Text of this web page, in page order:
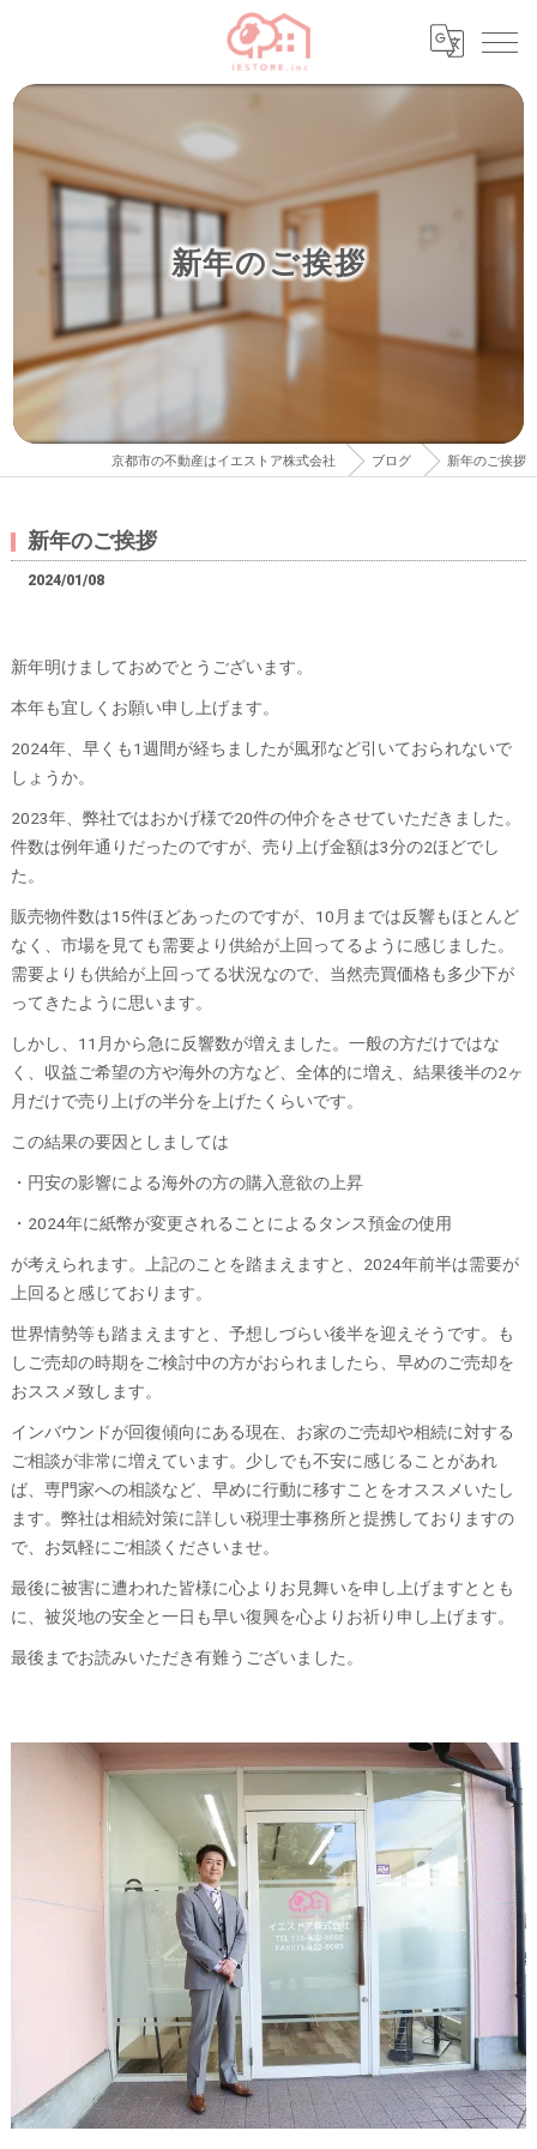
新年のご挨拶
京都市の不動産はイエストア株式会社 ブログ 新年のご挨拶
新年のご挨拶
2024/01/08
新年明けましておめでとうございます。
本年も宜しくお願い申し上げます。
2024年、早くも1週間が経ちましたが風邪など引いておられないで
しょうか。
2023年、弊社ではおかげ様で20件の仲介をさせていただきました。
件数は例年通りだったのですが、売り上げ金額は3分の2ほどでし
た。
販売物件数は15件ほどあったのですが、10月までは反響もほとんど
なく、市場を見ても需要より供給が上回ってるように感じました。
需要よりも供給が上回ってる状況なので、当然売買価格も多少下が
ってきたように思います。
しかし、11月から急に反響数が増えました。一般の方だけではな
く、収益ご希望の方や海外の方など、全体的に増え、結果後半の2ヶ
月だけで売り上げの半分を上げたくらいです。
この結果の要因としましては
・円安の影響による海外の方の購入意欲の上昇
・2024年に紙幣が変更されることによるタンス預金の使用
が考えられます。上記のことを踏まえますと、2024年前半は需要が
上回ると感じております。
世界情勢等も踏まえますと、予想しづらい後半を迎えそうです。も
しご売却の時期をご検討中の方がおられましたら、早めのご売却を
おススメ致します。
インバウンドが回復傾向にある現在、お家のご売却や相続に対する
ご相談が非常に増えています。少しでも不安に感じることがあれ
ば、専門家への相談など、早めに行動に移すことをオススメいたし
ます。弊社は相続対策に詳しい税理士事務所と提携しておりますの
で、お気軽にご相談くださいませ。
最後に被害に遭われた皆様に心よりお見舞いを申し上げますととも
に、被災地の安全と一日も早い復興を心よりお祈り申し上げます。
最後までお読みいただき有難うございました。